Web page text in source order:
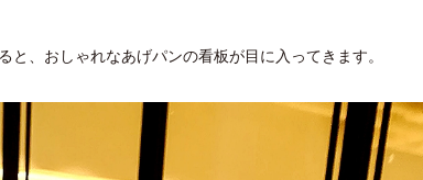
、おしゃれなあげパンの看板が目に入ってきます。